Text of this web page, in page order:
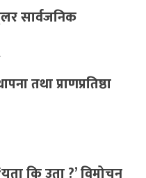
सार्वजनिक
तथा प्राणप्रतिष्ठा